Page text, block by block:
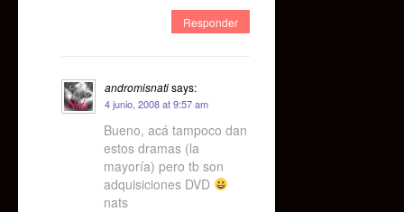
Responder
andromisnatisays:
4 junio, 2008 at 9:57 am
Bueno, acá tampoco dan
estos dramas (la
mayoría) pero tb son
adquisiciones DVD
nats